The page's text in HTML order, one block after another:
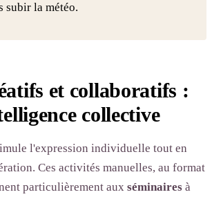
subir la météo.
et collaboratifs :
collective
l'expression individuelle tout en
Ces activités manuelles, au format
particulièrement aux séminaires à